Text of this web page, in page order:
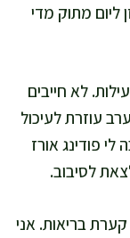
ליום מתוק מדי
לא חייבים
עוזרת לעיכול
פודינג אורז
לסיבוב.
קערת בריאות. אני